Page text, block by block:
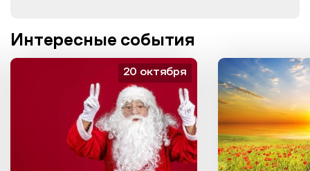
Интересные события
20 октября